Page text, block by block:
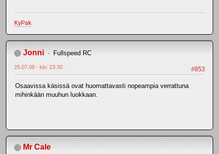
KyPak
Jonni Fullspeed RC
#853
25.07.08 - klo: 23.30
Osaavissa käsissä ovat huomattavasti nopeampia verrattuna
mihinkään muuhun luokkaan.
Mr Cale